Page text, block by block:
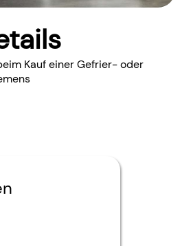
Kauf einer Gefrier- oder